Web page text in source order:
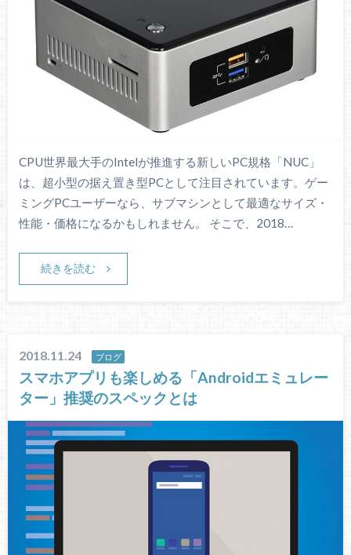
CPU世界最大手のIntelが推進する新しいPC規格「NUC」
は、超小型の据え置き型PCとして注目されています。ゲー
ミングPCユーザーなら、サブマシンとして最適なサイズ・
性能・価格になるかもしれません。 そこで、2018…
続きを読む
2018.11.24 ブログ
スマホアプリも楽しめる「Androidエミュレー
ター」推奨のスペックとは